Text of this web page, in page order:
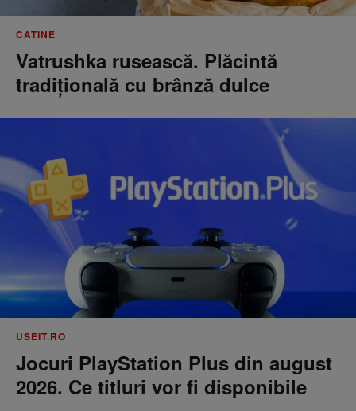
CATINE
Vatrushka rusească. Plăcintă
tradițională cu brânză dulce
USEIT.RO
Jocuri PlayStation Plus din august
2026. Ce titluri vor fi disponibile